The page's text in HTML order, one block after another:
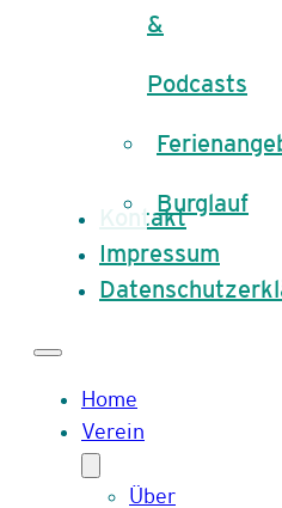
&
Podcasts
Burglauf
Kontakt
Impressum
Home
Verein
Über